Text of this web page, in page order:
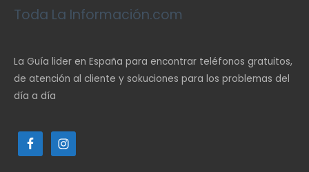
Toda La Información.com
La Guía lider en España para encontrar teléfonos gratuitos,
de atención al cliente y sokuciones para los problemas del
día a día